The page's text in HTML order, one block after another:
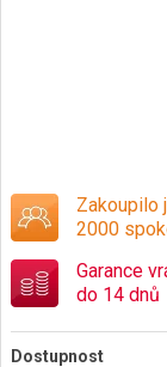
Zakoupilo
2000
Garance
do 14 dnů
Dostupnost